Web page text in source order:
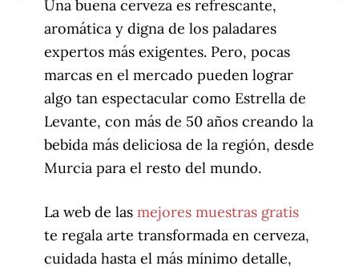
Una buena cerveza es refrescante,
aromática y digna de los paladares
expertos más exigentes. Pero, pocas
marcas en el mercado pueden lograr
algo tan espectacular como Estrella de
Levante, con más de 50 años creando la
bebida más deliciosa de la región, desde
Murcia para el resto del mundo.
La web de las mejores muestras gratis
te regala arte transformada en cerveza,
cuidada hasta el más mínimo detalle,